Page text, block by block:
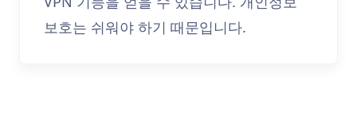
보호는 쉬워야 하기 때문입니다.